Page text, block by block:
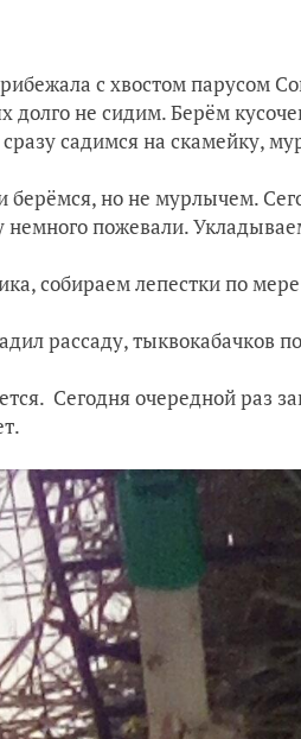
с хвостом парусом
долго не сидим. Берём
садимся на скамейку,
но не мурлычем.
немного пожевали.
собираем лепестки по
рассаду, тыквокабачков
Сегодня очередной раз